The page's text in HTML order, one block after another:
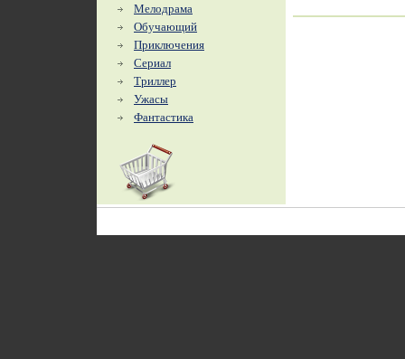
Мелодрама
Обучающий
Приключения
Сериал
Триллер
Ужасы
Фантастика